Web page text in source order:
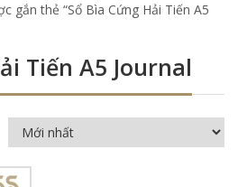
gắn thẻ “Sổ Bìa Cứng Hải Tiến A5
Tiến A5 Journal